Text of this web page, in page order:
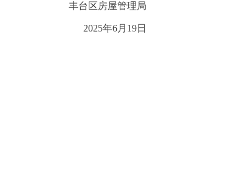
丰台区房屋管理局
2025年6月19日